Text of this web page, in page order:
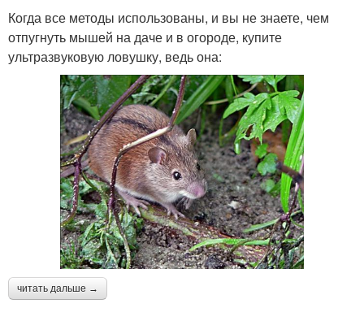
Когда все методы использованы, и вы не знаете, чем
отпугнуть мышей на даче и в огороде, купите
ультразвуковую ловушку, ведь она:
читать дальше →